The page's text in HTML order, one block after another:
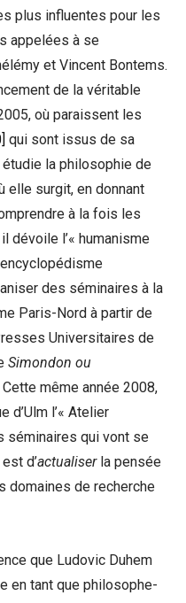
plus influentes pour les
appelées à se
et Vincent Bontems.
de la véritable
où paraissent les
qui sont issus de sa
la philosophie de
elle surgit, en donnant
à la fois les
dévoile l’« humanisme
des séminaires à la
Paris-Nord à partir de
Universitaires de
Simondon ou
Cette même année 2008,
d’Ulm l’« Atelier
séminaires qui vont se
d’actualiserla pensée
domaines de recherche
que Ludovic Duhem
en tant que philosophe-